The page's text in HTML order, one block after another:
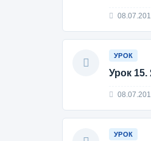
УРОК
Урок
УРОК